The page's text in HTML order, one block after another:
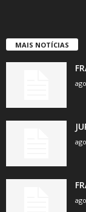
MAIS NOTÍCIAS